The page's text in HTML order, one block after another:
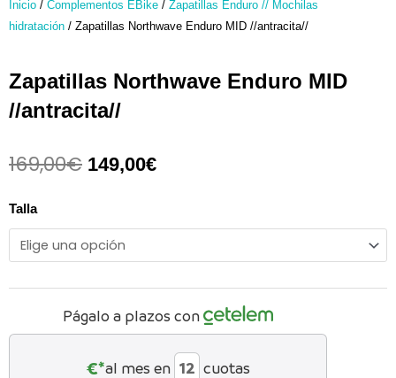
Inicio / Complementos EBike / Zapatillas Enduro // Mochilas
hidratación / Zapatillas Northwave Enduro MID //antracita//
Zapatillas Northwave Enduro MID
//antracita//
169,00€ El
era:
169,00€.
149,00€El
es:
Talla
Págalo a plazos con
€*al mes en cuotas
Zapatillas
Northwave
Enduro
//antracita//